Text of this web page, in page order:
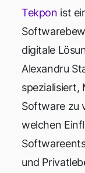
Tekpon ist
digitale
Alexandru
spezialisiert,
Software zu
welchen
und